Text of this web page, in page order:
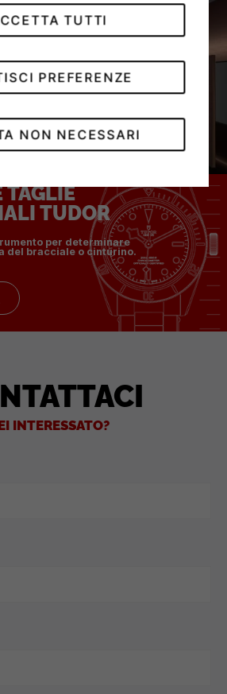
TAGLIE
TUDOR
per determinare
del bracciale o cinturino.
INTERESSATO?
NON NECESSARI
PREFERENZE
TUTTI